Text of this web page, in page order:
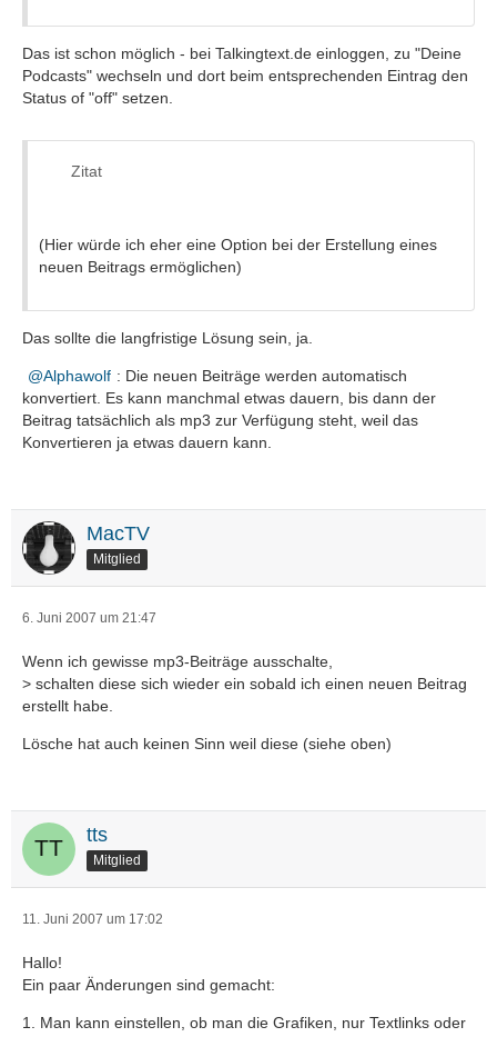
Das ist schon möglich - bei Talkingtext.de einloggen, zu "Deine
Podcasts" wechseln und dort beim entsprechenden Eintrag den
Status of "off" setzen.
Zitat
(Hier würde ich eher eine Option bei der Erstellung eines
neuen Beitrags ermöglichen)
Das sollte die langfristige Lösung sein, ja.
Alphawolf : Die neuen Beiträge werden automatisch
konvertiert. Es kann manchmal etwas dauern, bis dann der
Beitrag tatsächlich als mp3 zur Verfügung steht, weil das
Konvertieren ja etwas dauern kann.
MacTV
Mitglied
6. Juni 2007 um 21:47
Wenn ich gewisse mp3-Beiträge ausschalte,
> schalten diese sich wieder ein sobald ich einen neuen Beitrag
erstellt habe.
Lösche hat auch keinen Sinn weil diese (siehe oben)
tts
Mitglied
11. Juni 2007 um 17:02
Hallo!
Ein paar Änderungen sind gemacht:
1. Man kann einstellen, ob man die Grafiken, nur Textlinks oder